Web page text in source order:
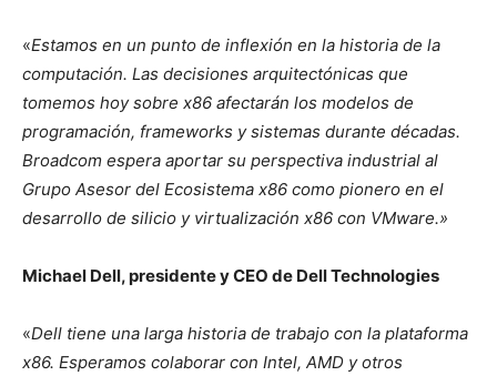
«Estamos en un punto de inflexión en la historia de la
computación. Las decisiones arquitectónicas que
tomemos hoy sobre x86 afectarán los modelos de
programación, frameworks y sistemas durante décadas.
Broadcom espera aportar su perspectiva industrial al
Grupo Asesor del Ecosistema x86 como pionero en el
desarrollo de silicio y virtualización x86 con VMware.»
Michael Dell, presidente y CEO de Dell Technologies
«Dell tiene una larga historia de trabajo con la plataforma
x86. Esperamos colaborar con Intel, AMD y otros